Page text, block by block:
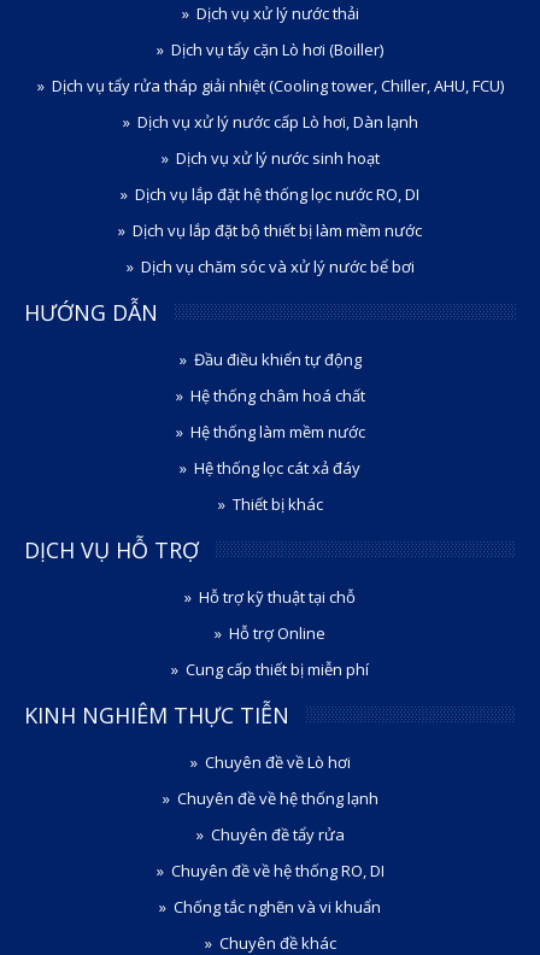
Dịch vụ xử lý nước thải
Dịch vụ tẩy cặn Lò hơi (Boiller)
Dịch vụ tẩy rửa tháp giải nhiệt (Cooling tower, Chiller, AHU, FCU)
Dịch vụ xử lý nước cấp Lò hơi, Dàn lạnh
Dịch vụ xử lý nước sinh hoạt
Dịch vụ lắp đặt hệ thống lọc nước RO, DI
Dịch vụ lắp đặt bộ thiết bị làm mềm nước
Dịch vụ chăm sóc và xử lý nước bể bơi
HƯỚNG DẪN
Đầu điều khiển tự động
Hệ thống châm hoá chất
Hệ thống làm mềm nước
Hệ thống lọc cát xả đáy
Thiết bị khác
DỊCH VỤ HỖ TRỢ
Hỗ trợ kỹ thuật tại chỗ
Hỗ trợ Online
Cung cấp thiết bị miễn phí
KINH NGHIÊM THỰC TIỄN
Chuyên đề về Lò hơi
Chuyên đề về hệ thống lạnh
Chuyên đề tẩy rửa
Chuyên đề về hệ thống RO, DI
Chống tắc nghẽn và vi khuẩn
Chuyên đề khác